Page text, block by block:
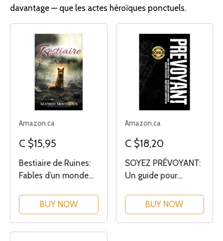
davantage — que les actes héroïques ponctuels.
Amazon.ca
C $15,95
Bestiaire de Ruines:
Fables d’un monde
de survie et de
résilience dans un
univers post-
BUY NOW
Amazon.ca
C $18,20
SOYEZ PRÉVOYANT:
Un guide pour
scénarios
catastrophes
BUY NOW